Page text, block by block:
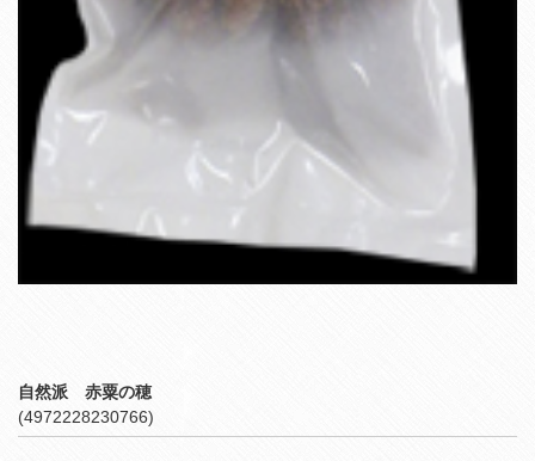
自然派 赤粟の穂
(4972228230766)